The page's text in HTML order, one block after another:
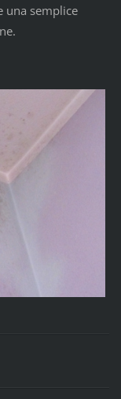
una semplice